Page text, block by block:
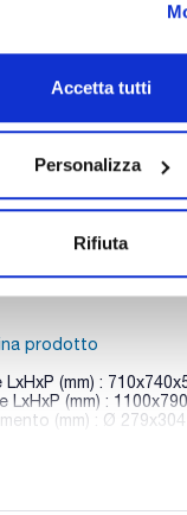
Accetta tutti
Personalizza
Rifiuta
prodotto
(mm) :
LxHxP (mm) :
(mm) : Ø 279x304
: 432x585